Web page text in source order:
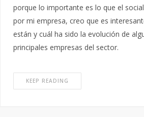
porque lo importante es lo que el
por mi empresa, creo que es
están y cuál ha sido la evolución de
principales empresas del sector.
KEEP READING